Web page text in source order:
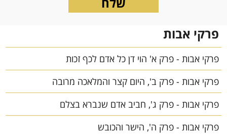
פרקי אבות
פרקי אבות - פרק א' הוי דן כל אדם לכף זכות
פרקי אבות - פרק ב', היום קצר והמלאכה מרובה
פרקי אבות - פרק ג', חביב אדם שנברא בצלם
פרקי אבות - פרק ה', הישר והכובש